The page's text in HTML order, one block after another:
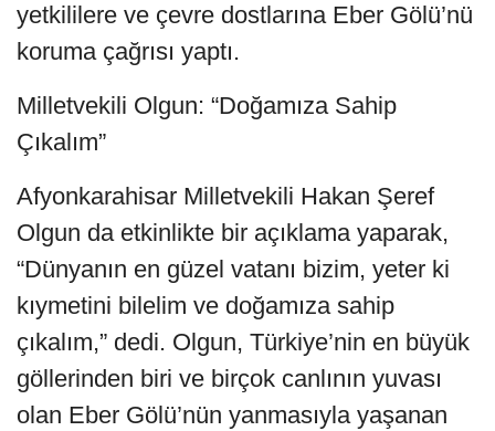
yetkililere ve çevre dostlarına Eber Gölü’nü
koruma çağrısı yaptı.
Milletvekili Olgun: “Doğamıza Sahip
Çıkalım”
Afyonkarahisar Milletvekili Hakan Şeref
Olgun da etkinlikte bir açıklama yaparak,
“Dünyanın en güzel vatanı bizim, yeter ki
kıymetini bilelim ve doğamıza sahip
çıkalım,” dedi. Olgun, Türkiye’nin en büyük
göllerinden biri ve birçok canlının yuvası
olan Eber Gölü’nün yanmasıyla yaşanan